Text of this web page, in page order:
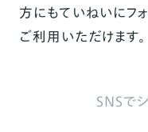
方にもていねいにフ
ご利用いただけます。
SNSで